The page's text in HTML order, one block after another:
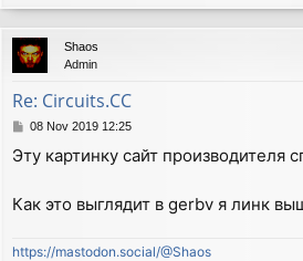
Shaos
Admin
Re: Circuits.CC
P
s
08 Nov 2019 12:25
Эту картинку сайт производителя
Как это выглядит в gerbv я линк
https://mastodon.social/@Shaos